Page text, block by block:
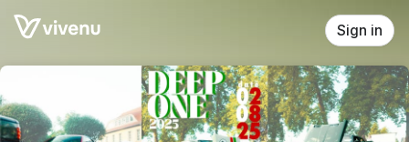
Skip header
Sign in